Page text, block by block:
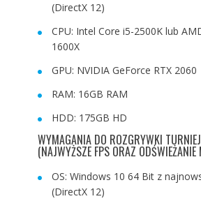
(DirectX 12)
CPU: Intel Core i5-2500K lub
1600X
GPU: NVIDIA GeForce RTX 2060
RAM: 16GB RAM
HDD: 175GB HD
WYMAGANIA DO ROZGRYWKI
(NAJWYŻSZE FPS ORAZ
OS: Windows 10 64 Bit z
(DirectX 12)